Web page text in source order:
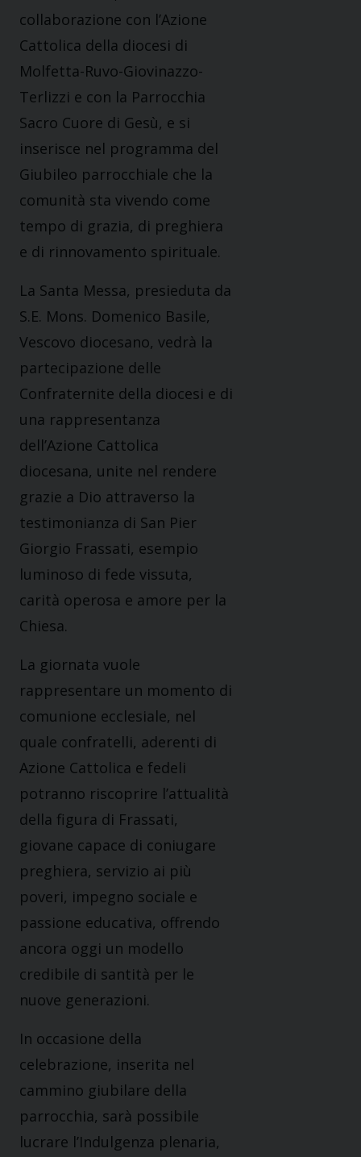
collaborazione con l’Azione
Cattolica della diocesi di
Molfetta-Ruvo-Giovinazzo-
Terlizzi e con la Parrocchia
Sacro Cuore di Gesù, e si
inserisce nel programma del
Giubileo parrocchiale che la
comunità sta vivendo come
tempo di grazia, di preghiera
e di rinnovamento spirituale.
La Santa Messa, presieduta da
S.E. Mons. Domenico Basile,
Vescovo diocesano, vedrà la
partecipazione delle
Confraternite della diocesi e di
una rappresentanza
dell’Azione Cattolica
diocesana, unite nel rendere
grazie a Dio attraverso la
testimonianza di San Pier
Giorgio Frassati, esempio
luminoso di fede vissuta,
carità operosa e amore per la
Chiesa.
La giornata vuole
rappresentare un momento di
comunione ecclesiale, nel
quale confratelli, aderenti di
Azione Cattolica e fedeli
potranno riscoprire l’attualità
della figura di Frassati,
giovane capace di coniugare
preghiera, servizio ai più
poveri, impegno sociale e
passione educativa, offrendo
ancora oggi un modello
credibile di santità per le
nuove generazioni.
In occasione della
celebrazione, inserita nel
cammino giubilare della
parrocchia, sarà possibile
lucrare l’Indulgenza plenaria,